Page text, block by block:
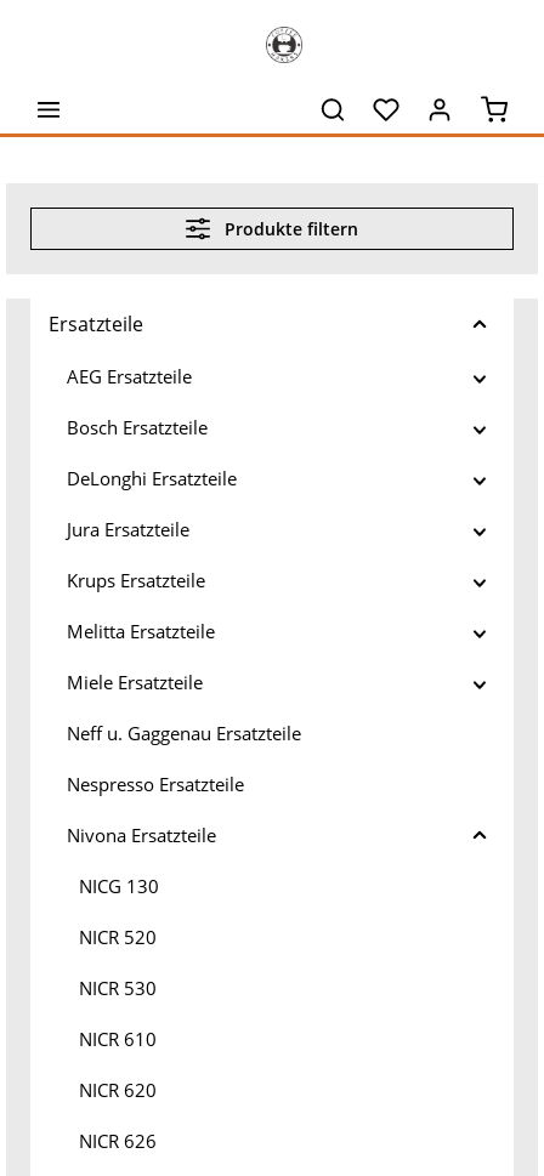
Produkte filtern
Ersatzteile
AEG Ersatzteile
Bosch Ersatzteile
DeLonghi Ersatzteile
Jura Ersatzteile
Krups Ersatzteile
Melitta Ersatzteile
Miele Ersatzteile
Neff u. Gaggenau Ersatzteile
Nespresso Ersatzteile
Nivona Ersatzteile
NICG 130
NICR 520
NICR 530
NICR 610
NICR 620
NICR 626